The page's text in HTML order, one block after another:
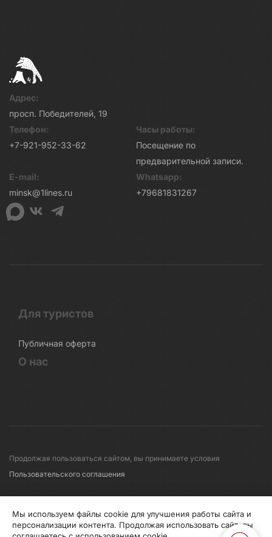
Адрес:
просп. Победителей, 19
Телефон:
+7-921-952-33-62
Часы работы:
Посещение по
предварительной записи.
E-mail:
minsk@1lines.ru
Whatsapp:
+79681831267
Для туристов
Публичная оферта
О нас
Продолжая пользоваться сайтом, вы принимаете условия
Пользовательского соглашения
© 2008-2026 Первые линии
Мы используем файлы cookie для улучшения работы сайта и
персонализации контента. Продолжая использовать сайт, вы